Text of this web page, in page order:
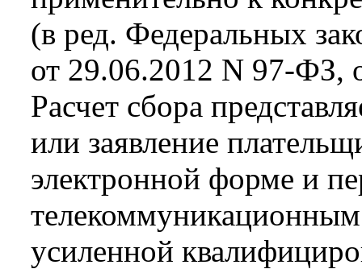
(в ред. Федеральных
от 29.06.2012 N 97-ФЗ,
Расчет сбора
или заявление
электронной форме и
усиленной